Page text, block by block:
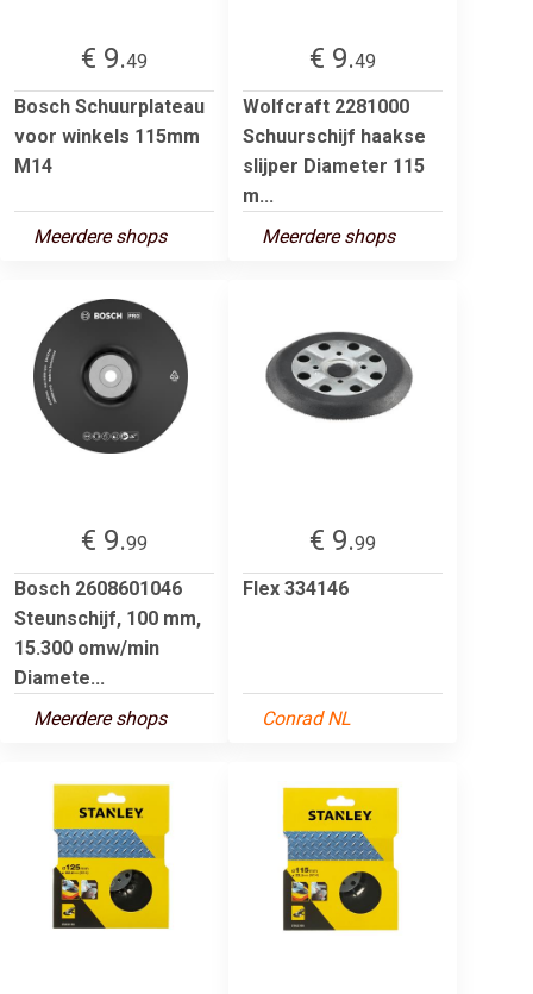
€ 9.49
Bosch Schuurplateau
voor winkels 115mm
M14
Meerdere shops
€ 9.49
Wolfcraft 2281000
Schuurschijf haakse
slijper Diameter 115
m...
Meerdere shops
€ 9.99
Bosch 2608601046
Steunschijf, 100 mm,
15.300 omw/min
Diamete...
Meerdere shops
€ 9.99
Flex 334146
Conrad NL